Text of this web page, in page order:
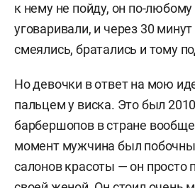
к нему не пойду, он по-любому
уговаривали, и через 30
смеялись, братались и тому
Но девочки в ответ на мою
пальцем у виска. Это был
барбершопов в стране
момент мужчина был
салонов красоты — он просто